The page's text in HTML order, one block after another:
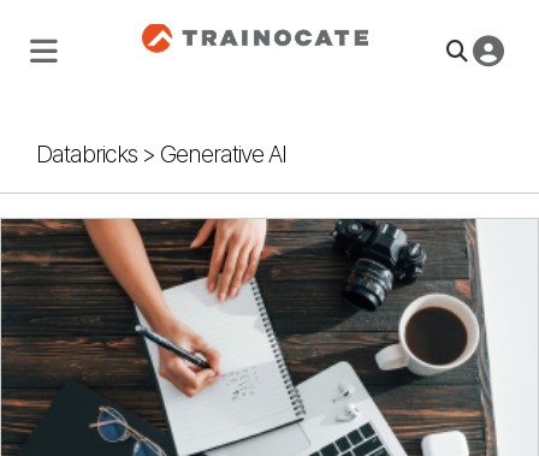
Databricks > Generative AI